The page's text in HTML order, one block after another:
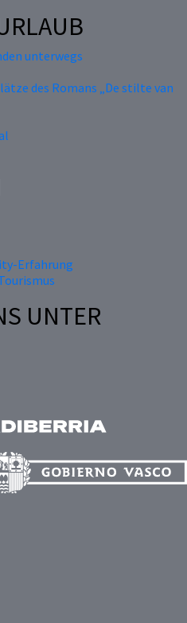
unterwegs
des Romans „De stilte van
Erfahrung
UNTER